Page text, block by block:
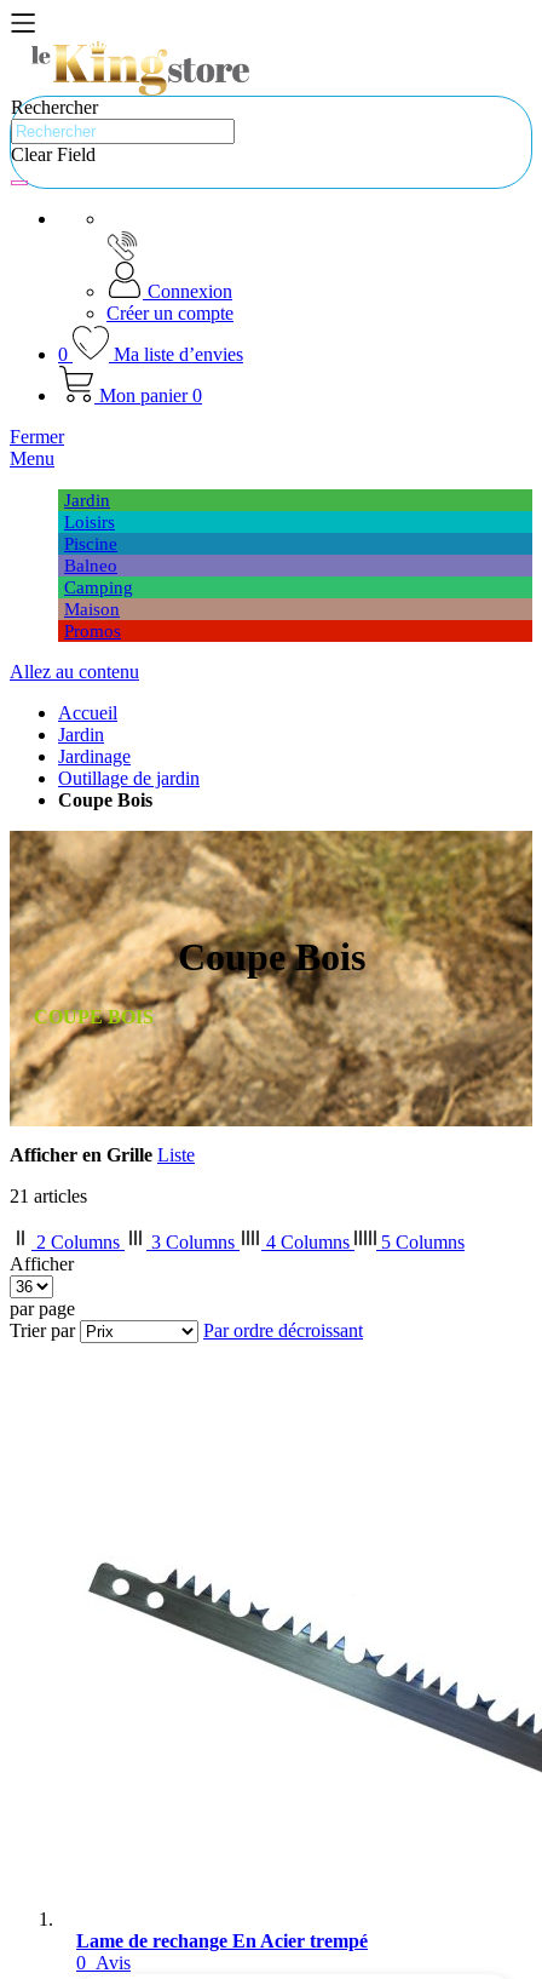
Rechercher
Clear Field
Connexion
Créer un compte
0
Ma liste d’envies
Mon panier 0
Fermer
Menu
Jardin
Loisirs
Piscine
Balneo
Camping
Maison
Promos
Allez au contenu
Accueil
Jardin
Jardinage
Outillage de jardin
Coupe Bois
Coupe Bois
COUPE BOIS
Afficher en Grille Liste
21 articles
2 Columns 3 Columns 4 Columns
5 Columns
Afficher
par page
Trier par
Par ordre décroissant
Lame de rechange En Acier trempé
0 Avis